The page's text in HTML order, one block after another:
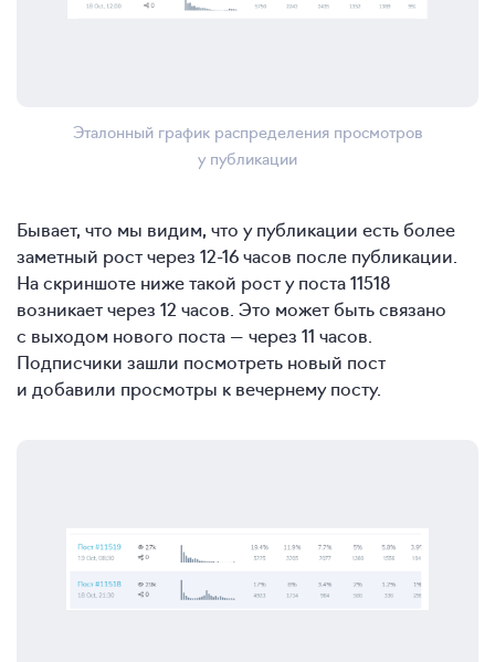
Эталонный график распределения просмотров
у публикации
Бывает, что мы видим, что у публикации есть более
заметный рост через 12-16часов после публикации.
На скриншоте ниже такой рост у поста 11518
возникает через 12 часов. Это может быть связано
с выходом нового поста — через 11 часов.
Подписчики зашли посмотреть новый пост
и добавили просмотры к вечернему посту.